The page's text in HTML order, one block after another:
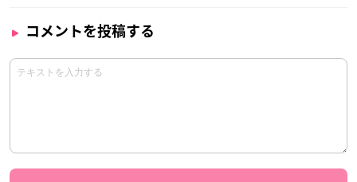
コメントを投稿する